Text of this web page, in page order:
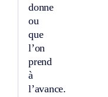
donne
ou
que
l’on
prend
à
l’avance.